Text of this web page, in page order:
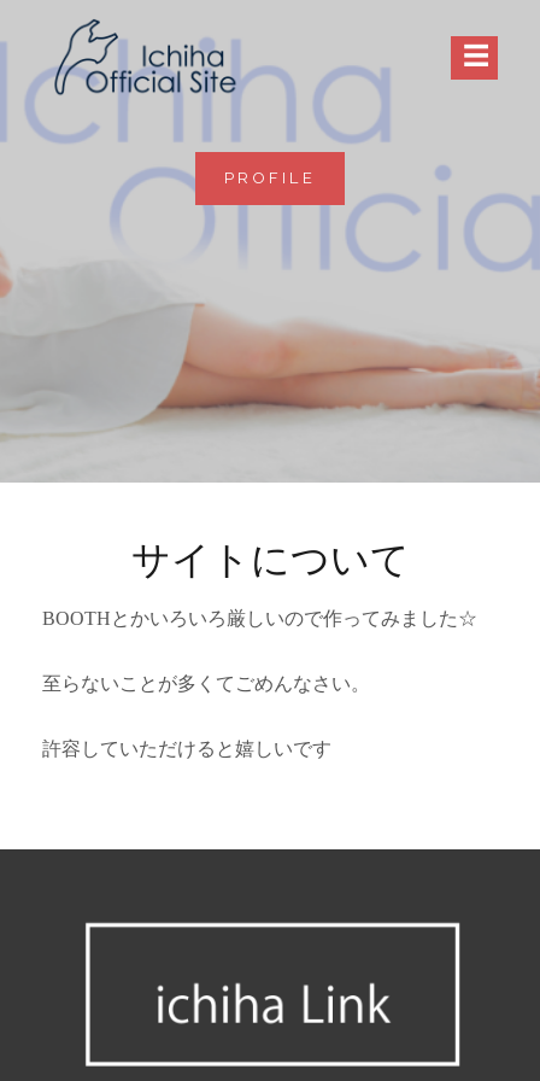
to
content
いちはす
ICHIHA AMATSU – official site
PROFILE
サイトについて
BOOTHとかいろいろ厳しいので作ってみました☆
至らないことが多くてごめんなさい。
許容していただけると嬉しいです